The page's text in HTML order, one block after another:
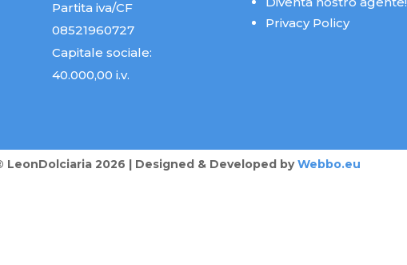
Partita iva/CF
08521960727
Capitale sociale:
40.000,00 i.v.
Privacy Policy
LeonDolciaria 2026 | Designed & Developed by Webbo.eu